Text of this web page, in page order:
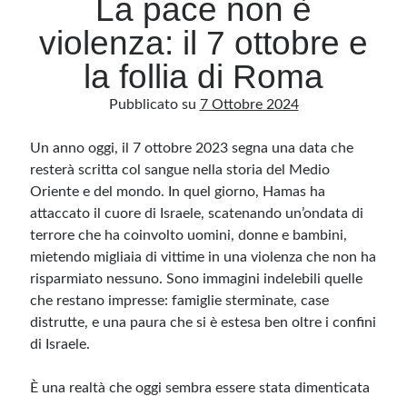
Archivio
Categorie
Categorie
Questo blog non rappresenta una testata giornalistica, in quanto viene aggiornato
senza alcuna periodicità. Non può pertanto considerarsi un prodotto editoriale ai
sensi della legge n· 62 del 7.03.2001. L’autore non è responsabile di quanto
pubblicato dai lettori nei commenti ai vari post. Saranno comunque cancellati quelli
ritenuti offensivi o lesivi dell’immagine o dell’onorabilità di terzi, di genere spam,
razzisti o che contengano dati personali non conformi al rispetto delle norme sulla
privacy. Alcune immagini inserite in questo blog sono tratte da Internet e, pertanto,
considerate di pubblico dominio. Qualora la loro pubblicazione violasse eventuali
tramite link né del loro contenuto, che può essere soggetto a variazioni nel tempo.
La pace non è
violenza: il 7 ottobre e
la follia di Roma
Pubblicato su 7 Ottobre 2024
Un anno oggi, il 7 ottobre 2023 segna una data che
resterà scritta col sangue nella storia del Medio
Oriente e del mondo. In quel giorno, Hamas ha
attaccato il cuore di Israele, scatenando un’ondata di
terrore che ha coinvolto uomini, donne e bambini,
mietendo migliaia di vittime in una violenza che non ha
risparmiato nessuno. Sono immagini indelebili quelle
che restano impresse: famiglie sterminate, case
distrutte, e una paura che si è estesa ben oltre i confini
di Israele.
È una realtà che oggi sembra essere stata dimenticata